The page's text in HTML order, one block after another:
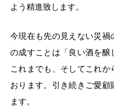
よう精進致します。
今現在も先の見えない災
の成すことは「良い酒を醸
これまでも、そしてこれ
おります。引き続きご愛
ます。